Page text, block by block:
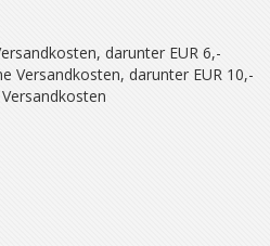
darunter EUR 6,-
Versandkosten, darunter EUR 10,-